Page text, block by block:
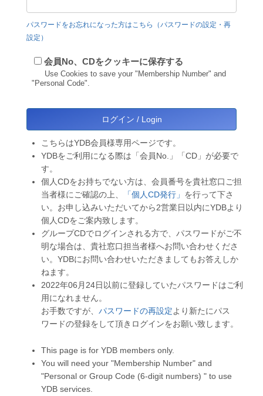
パスワードをお忘れになった方はこちら（パスワードの設定・再
設定）
会員No、CDをクッキーに保存する
Use Cookies to save your "Membership Number" and
"Personal Code".
こちらはYDB会員様専用ページです。
YDBをご利用になる際は「会員No.」「CD」が必要で
す。
個人CDをお持ちでない方は、会員番号を貴社窓口ご担
当者様にご確認の上、
「個人CD発行」 を行って下さ
い。お申し込みいただいてから2営業日以内にYDBより
個人CDをご案内致します。
グループCDでログインされる方で、パスワードがご不
明な場合は、貴社窓口担当者様へお問い合わせくださ
い。YDBにお問い合わせいただきましてもお答えしか
ねます。
2022年06月24日以前に登録していたパスワードはご利
用になれません。
お手数ですが、 パスワードの再設定より新たにパス
ワードの登録をして頂きログインをお願い致します。
This page is for YDB members only.
You will need your "Membership Number" and
"Personal or Group Code (6-digit numbers) " to use
YDB services.